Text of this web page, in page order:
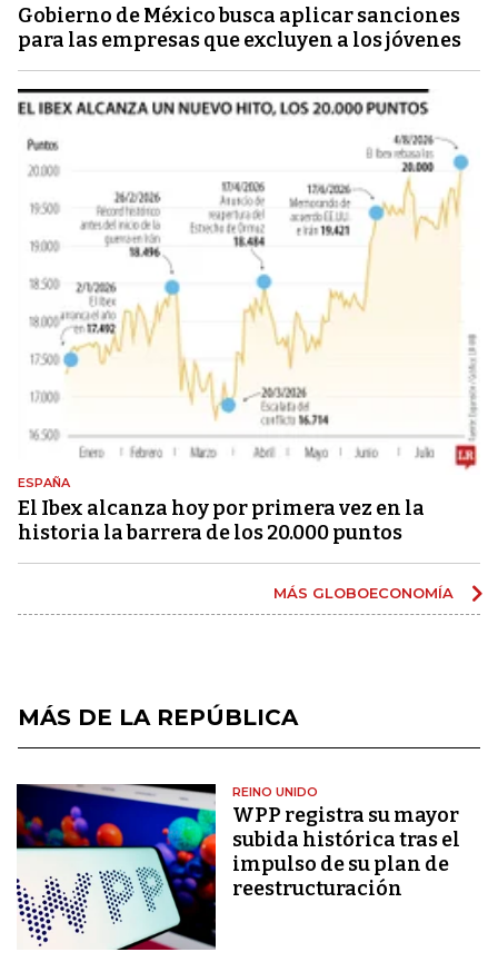
Gobierno de México busca aplicar sanciones
para las empresas que excluyen a los jóvenes
ESPAÑA
El Ibex alcanza hoy por primera vez en la
historia la barrera de los 20.000 puntos
MÁS GLOBOECONOMÍA
MÁS DE LA REPÚBLICA
REINO UNIDO
WPP registra su mayor
subida histórica tras el
impulso de su plan de
reestructuración